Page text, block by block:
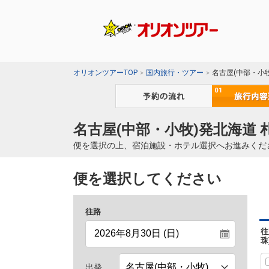
オリオンツアーTOP 国内旅行・ツアー 名古屋(中部・小
名古屋(中部・小牧)発北海道
便を選択の上、宿泊施設・ホテル選択へお進みくだ
便を選択してください
往路